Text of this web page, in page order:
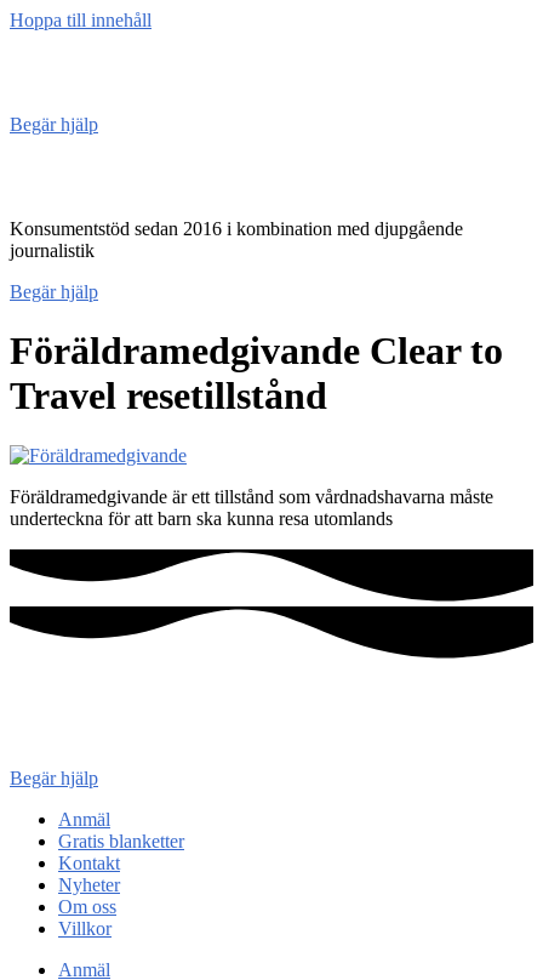
Hoppa till innehåll
Begär hjälp
Konsumentstöd sedan 2016 i kombination med djupgående
journalistik
Begär hjälp
Föräldramedgivande Clear to
Travel resetillstånd
Föräldramedgivande är ett tillstånd som vårdnadshavarna måste
underteckna för att barn ska kunna resa utomlands
Begär hjälp
Anmäl
Gratis blanketter
Kontakt
Nyheter
Om oss
Villkor
Anmäl